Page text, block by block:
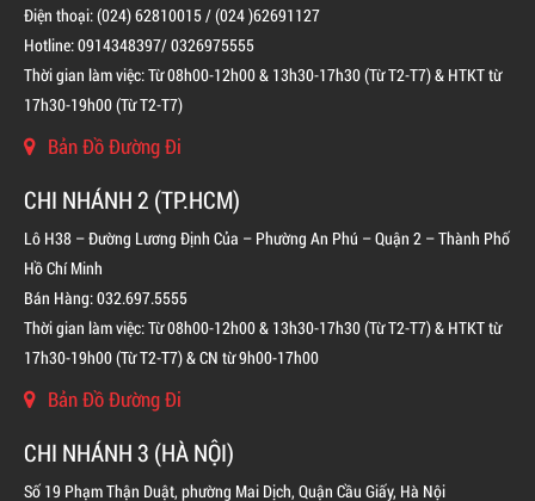
BÌNH CHỮA CHÁY ĐỘC LẬP KHÍ FM200
Điện thoại: (024) 62810015 / (024 )62691127
Hotline: 0914348397/ 0326975555
Thời gian làm việc: Từ 08h00-12h00 & 13h30-17h30 (Từ T2-T7) & HTKT từ
17h30-19h00 (Từ T2-T7)
Bản Đồ Đường Đi
CHI NHÁNH 2 (TP.HCM)
Lô H38 – Đường Lương Định Của – Phường An Phú – Quận 2 – Thành Phố
Hồ Chí Minh
Bán Hàng: 032.697.5555
Thời gian làm việc: Từ 08h00-12h00 & 13h30-17h30 (Từ T2-T7) & HTKT từ
17h30-19h00 (Từ T2-T7) & CN từ 9h00-17h00
Bản Đồ Đường Đi
CHI NHÁNH 3 (HÀ NỘI)
Số 19 Phạm Thận Duật, phường Mai Dịch, Quận Cầu Giấy, Hà Nội